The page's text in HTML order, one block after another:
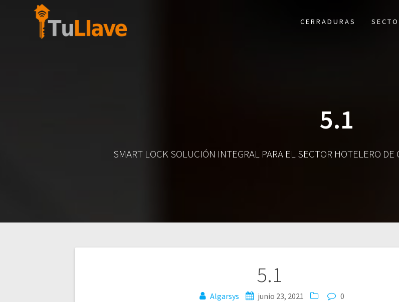
CERRADURAS
5.1
SMART LOCK SOLUCIÓN INTEGRAL PARA EL SECTOR HOTELERO
5.1
Algarsys junio 23, 2021 0